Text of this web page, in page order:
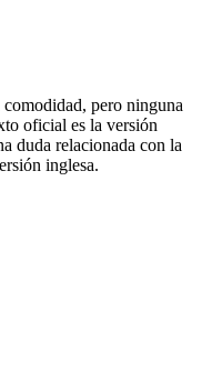
pero ninguna
oficial es la versión
duda relacionada con la
inglesa.